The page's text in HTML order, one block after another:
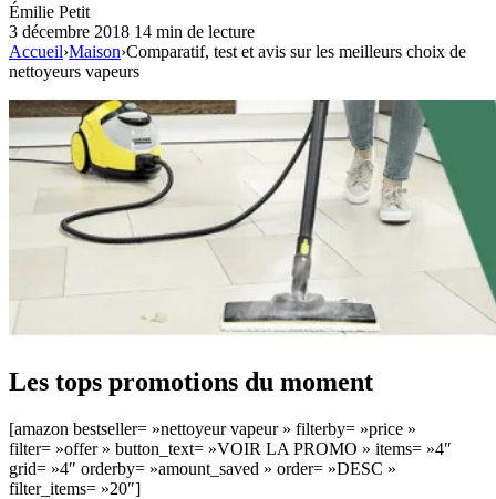
Émilie Petit
3 décembre 2018 14 min de lecture
Accueil›Maison›Comparatif, test et avis sur les meilleurs choix de
nettoyeurs vapeurs
Les tops promotions du moment
[amazon bestseller= »nettoyeur vapeur » filterby= »price »
filter= »offer » button_text= »VOIR LA PROMO » items= »4″
grid= »4″ orderby= »amount_saved » order= »DESC »
filter_items= »20″]